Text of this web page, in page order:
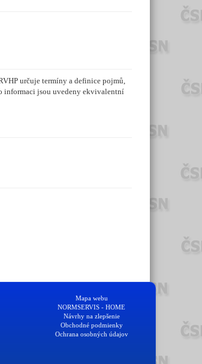
určuje termíny a definice pojmů,
informaci jsou uvedeny ekvivalentní
Mapa webu
NORMSERVIS - HOME
Návrhy na zlepšenie
Obchodné podmienky
Ochrana osobných údajov